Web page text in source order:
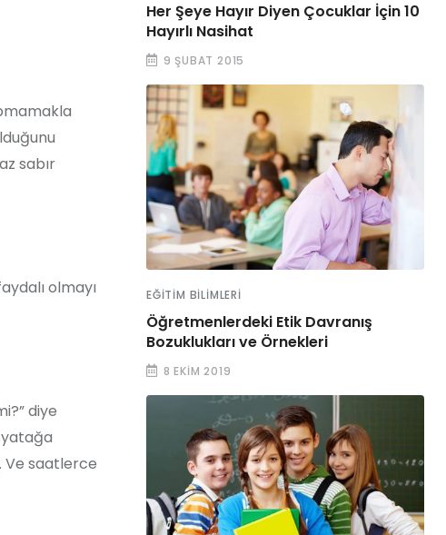
sabır
olmayı
diye
Ve saatlerce
Her Şeye Hayır Diyen Çocuklar İçin 10
Hayırlı Nasihat
9 ŞUBAT 2015
EĞITIM BILIMLERI
Öğretmenlerdeki Etik Davranış
Bozuklukları ve Örnekleri
8 EKIM 2019